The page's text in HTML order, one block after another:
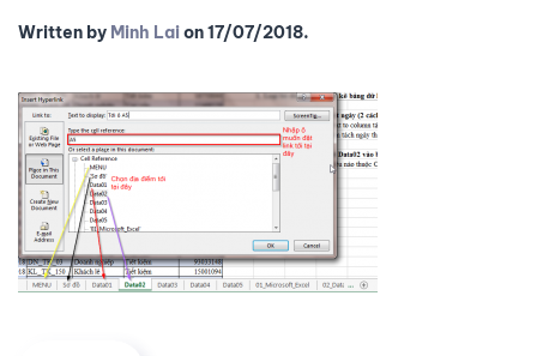
Written by Minh Laion17/07/2018.